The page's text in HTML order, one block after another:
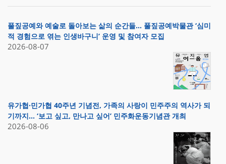
풀짚공예와 예술로 돌아보는 삶의 순간들… 풀짚공예박물관 ‘심미
적 경험으로 엮는 인생바구니’ 운영 및 참여자 모집
2026-08-07
유가협·민가협 40주년 기념전, 가족의 사랑이 민주주의 역사가 되
기까지… ‘보고 싶고, 만나고 싶어’ 민주화운동기념관 개최
2026-08-06